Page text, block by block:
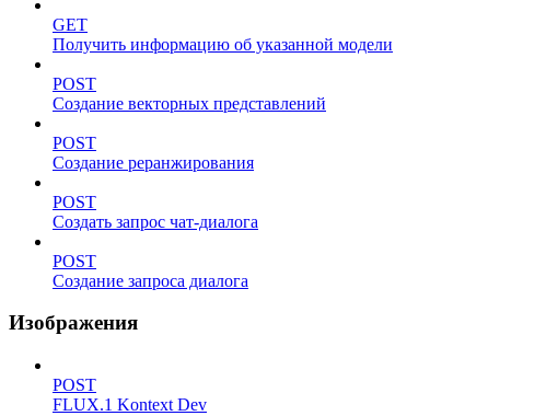
GET
Получить информацию об указанной модели
POST
Создание векторных представлений
POST
Создание реранжирования
POST
Создать запрос чат-диалога
POST
Создание запроса диалога
Изображения
POST
FLUX.1 Kontext Dev